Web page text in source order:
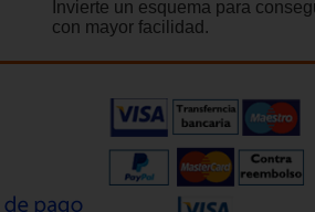
Invierte un esquema para
con mayor facilidad.